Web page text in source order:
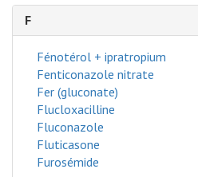
F
Fénotérol + ipratropium
Fenticonazole nitrate
Fer (gluconate)
Flucloxacilline
Fluconazole
Fluticasone
Furosémide